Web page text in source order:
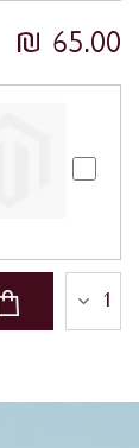
65.00 ₪